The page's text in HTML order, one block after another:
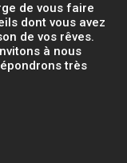
de vous faire
dont vous avez
de vos rêves.
à nous
très